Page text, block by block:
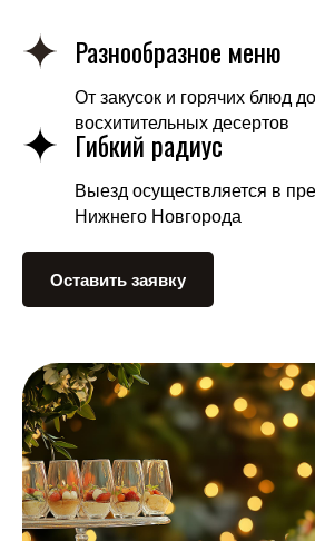
Разнообразное меню
От закусок и горячих блюд
восхитительных десертов
Гибкий радиус
Выезд осуществляется в
Нижнего Новгорода
Оставить заявку